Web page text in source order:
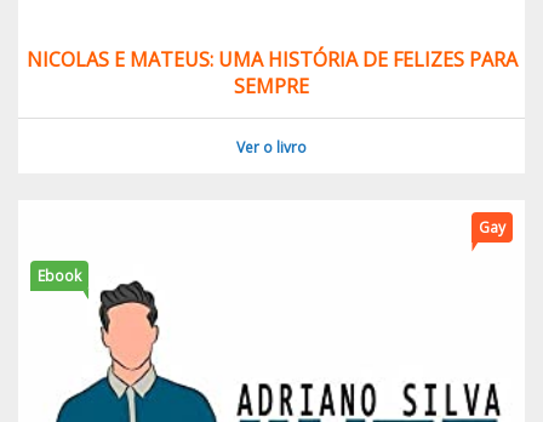
NICOLAS E MATEUS: UMA HISTÓRIA DE FELIZES PARA
SEMPRE
Ver o livro
Ebook
Gay